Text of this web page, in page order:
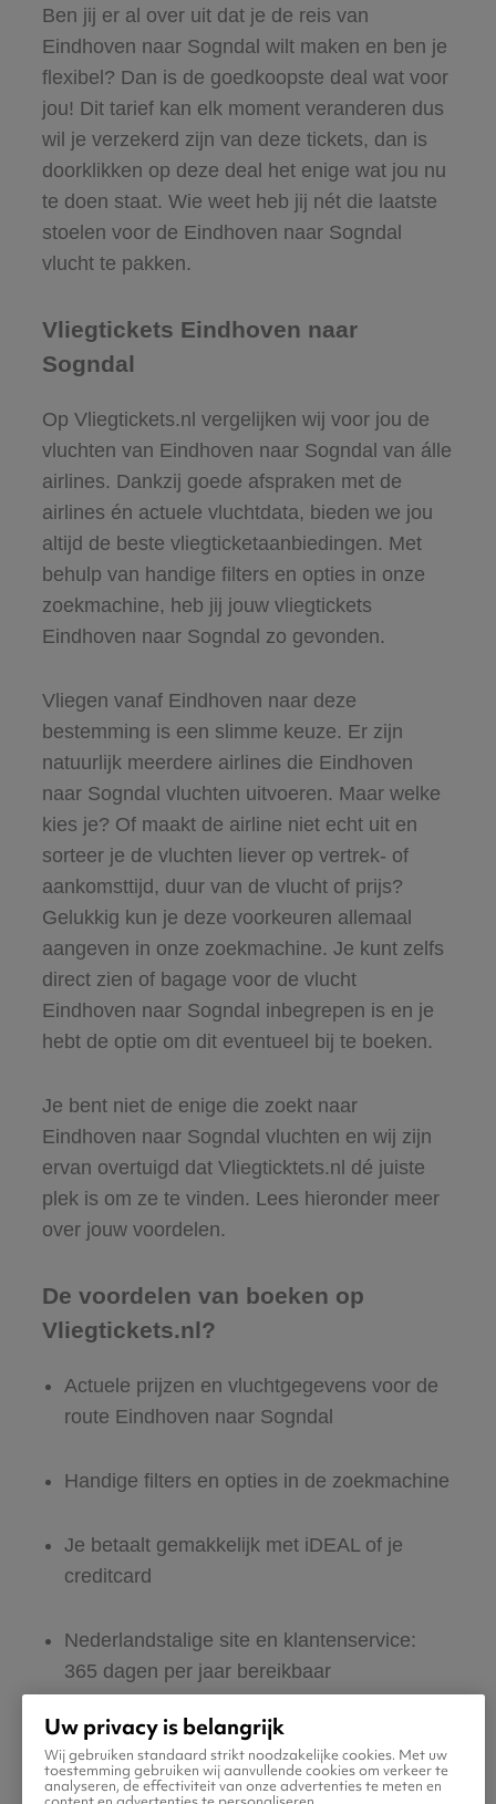
Ben jij er al over uit dat je de reis van
Eindhoven naar Sogndal wilt maken en ben je
flexibel? Dan is de goedkoopste deal wat voor
jou! Dit tarief kan elk moment veranderen dus
wil je verzekerd zijn van deze tickets, dan is
doorklikken op deze deal het enige wat jou nu
te doen staat. Wie weet heb jij nét die laatste
stoelen voor de Eindhoven naar Sogndal
vlucht te pakken.
Vliegtickets Eindhoven naar
Sogndal
Op Vliegtickets.nl vergelijken wij voor jou de
vluchten van Eindhoven naar Sogndal van álle
airlines. Dankzij goede afspraken met de
airlines én actuele vluchtdata, bieden we jou
altijd de beste vliegticketaanbiedingen. Met
behulp van handige filters en opties in onze
zoekmachine, heb jij jouw vliegtickets
Eindhoven naar Sogndal zo gevonden.
Vliegen vanaf Eindhoven naar deze
bestemming is een slimme keuze. Er zijn
natuurlijk meerdere airlines die Eindhoven
naar Sogndal vluchten uitvoeren. Maar welke
kies je? Of maakt de airline niet echt uit en
sorteer je de vluchten liever op vertrek- of
aankomsttijd, duur van de vlucht of prijs?
Gelukkig kun je deze voorkeuren allemaal
aangeven in onze zoekmachine. Je kunt zelfs
direct zien of bagage voor de vlucht
Eindhoven naar Sogndal inbegrepen is en je
hebt de optie om dit eventueel bij te boeken.
Je bent niet de enige die zoekt naar
Eindhoven naar Sogndal vluchten en wij zijn
ervan overtuigd dat Vliegticktets.nl dé juiste
plek is om ze te vinden. Lees hieronder meer
over jouw voordelen.
De voordelen van boeken op
Vliegtickets.nl?
Actuele prijzen en vluchtgegevens voor de
route Eindhoven naar Sogndal
Handige filters en opties in de zoekmachine
Je betaalt gemakkelijk met iDEAL of je
creditcard
Nederlandstalige site en klantenservice:
365 dagen per jaar bereikbaar
Zeker van veilig boeken en betalen
Boek ook direct een hotel of huurauto voor
Uw privacy is belangrijk
Wij gebruiken standaard strikt noodzakelijke cookies. Met uw
toestemming gebruiken wij aanvullende cookies om verkeer te
analyseren, de effectiviteit van onze advertenties te meten en